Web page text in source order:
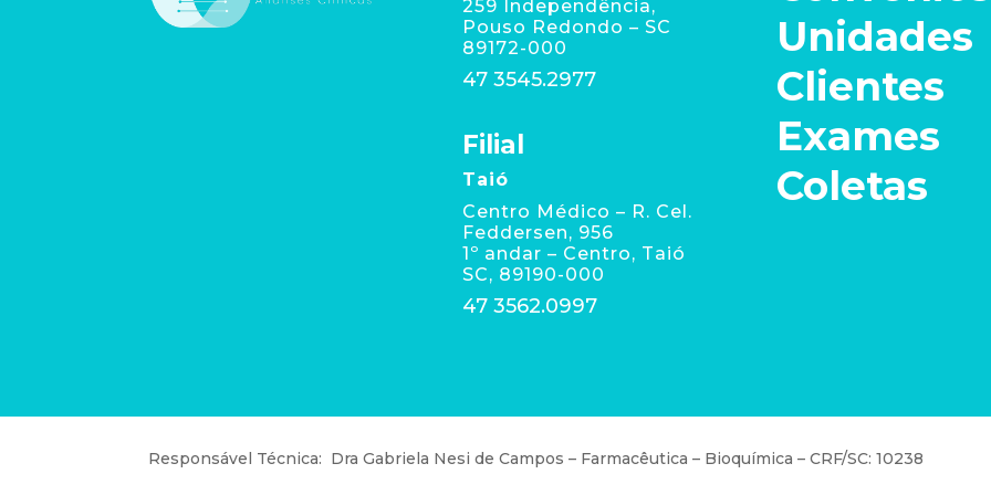
259 Independência,
Pouso Redondo – SC
89172-000
47 3545.2977
Filial
Taió
Centro Médico – R. Cel.
Feddersen, 956
1º andar – Centro, Taió
SC, 89190-000
47 3562.0997
Unidades
Clientes
Exames
Coletas
Responsável Técnica: Dra Gabriela Nesi de Campos – Farmacêutica – Bioquímica – CRF/SC: 10238